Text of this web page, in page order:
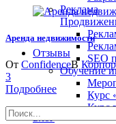
Реклама
SEO
Обучение
Курс
Курс
Отзывы
Блог
Аренда недвижимости
От ConfidenceВ
3
Подробнее